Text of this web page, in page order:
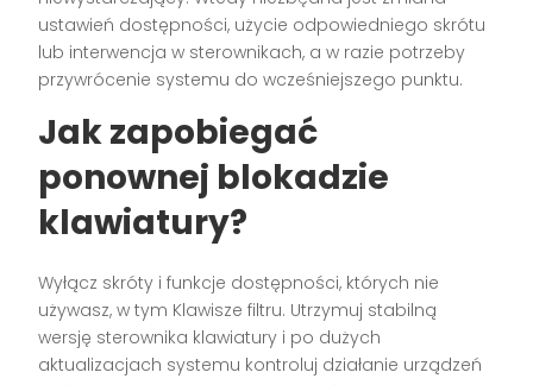
ustawień dostępności, użycie odpowiedniego skrótu
lub interwencja w sterownikach, a w razie potrzeby
przywrócenie systemu do wcześniejszego punktu.
Jak zapobiegać
ponownej blokadzie
klawiatury?
Wyłącz skróty i funkcje dostępności, których nie
używasz, w tym Klawisze filtru. Utrzymuj stabilną
wersję sterownika klawiatury i po dużych
aktualizacjach systemu kontroluj działanie urządzeń